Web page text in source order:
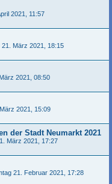
2021, 11:57
21. März 2021, 18:15
2021, 08:50
2021, 15:09
der Stadt Neumarkt 2021
März 2021, 17:27
21. Februar 2021, 17:28